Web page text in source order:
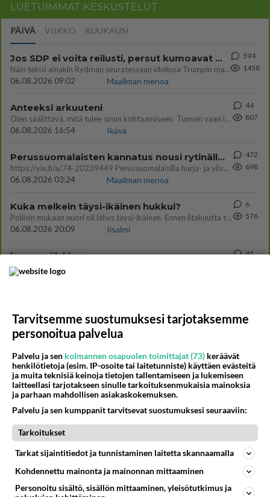
LUETUIMMAT KESKUSTELUT
PÄIVÄ VIIKKO KUUKAUSI
Jos SDP ei voita reilusti, persut kumoavat demokratian Suomesta
Näin tekisi ainakin Rydman seuratessaan idolinsa Trumpin mallia https://www.is.fi/politiikka/art-2000012187244.html
06.08.2026 09:02
Maailman menoa
594
1458
Anteeksi arkuuteni
Olen säälittävä, mitä tulee sinun kohtaamiseen. Tunnen vaan itseni todella epävarmaksi sun kanssa. Jos minun olisi pitän
06.08.2026 16:54
Ikävä
44
807
Perussuomalaisten kannatus nousi rytinällä Ylen tänään julkaisemassa tuoreimmassa gallup-kyselyssä.
https://yle.fi/a/74-20239449 Perussuomalaisilla hurja- ja ylivoimaisesti suurin nousu tässä uudessa Ylen gallupissa. Kyl
06.08.2026 03:24
Maailman menoa
472
698
Kuka melkein täysi-ikäinen hukkui?
Poliisin mukaan nuori oli lähes täysi-ikäinen. Ennen iltakuutta tulleen ilmoituksen mukaan ihminen oli joutunut mahdoll
06.08.2026 20:09
Iisalmi
6
576
kenen näköinen
kaivattusi on ?
07.08.2026 16:24
41
Söpöintä välillämme?
06.08.2026 14:44
Ikävä
533
Tykkäätköhän vielä minusta?
Yhtä paljon, kuin minä sinusta? Haaveissa ollaan kahdestaan, rauhassa ja lähennytään fyysisesti ja tutustutaan syvemmin
06.08.2026 07:42
Ikävä
508
Muru, sä oot ihana. Tunsitko sen sähkön meidän välillä kun oltiin ihan låhekkäin? 👩‍❤️‍👩❤️😼😘
05.08.2026 21:15
Ikävä
490
Hyvännäköinen pakkaus
06.08.2026 13:03
Ikävä
29
Tarvitsemme suostumuksesi tarjotaksemme
personoitua palvelua
Palvelu ja sen kolmannen osapuolen toimittajat (73) keräävät
henkilötietoja (esim. IP-osoite tai laitetunniste) käyttäen evästeitä
ja muita teknisiä keinoja tietojen tallentamiseen ja lukemiseen
laitteellasi tarjotakseen sinulle tarkoituksenmukaisia mainoksia
ja parhaan mahdollisen asiakaskokemuksen.
Palvelu ja sen kumppanit tarvitsevat suostumuksesi seuraaviin:
Tarkoitukset
Tarkat sijaintitiedot ja tunnistaminen laitetta skannaamalla
Kohdennettu mainonta ja mainonnan mittaaminen
Personoitu sisältö, sisällön mittaaminen, yleisötutkimus ja